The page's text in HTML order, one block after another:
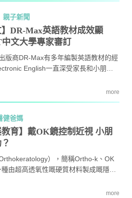
親子新聞
】DR-Max英語教材成效顯
文大學專家審訂
版商DR-Max有多年編製英語教材的經
English一直深受家長和小朋友
童雙語研究中心（Childhood Bilinguali
）及童天教育（WIT Enterprises
more
健爸媽
育】戴OK鏡控制近視 小朋
），簡稱Ortho-k、OK
由超高透氧性嘅硬質材料製成嘅隱形
正視力療程配戴高透氧硬性隱形眼鏡more